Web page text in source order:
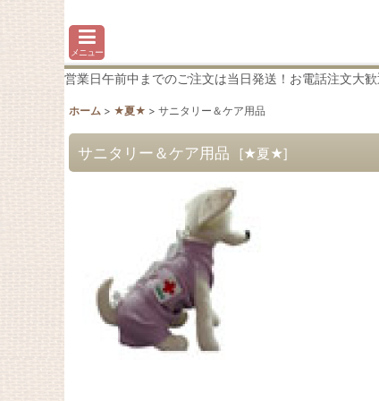
メニュー
営業日午前中までのご注文は当日発送！お電話注文
ホーム > ★夏★ > サニタリー＆ケア用品
サニタリー＆ケア用品 [★夏★]